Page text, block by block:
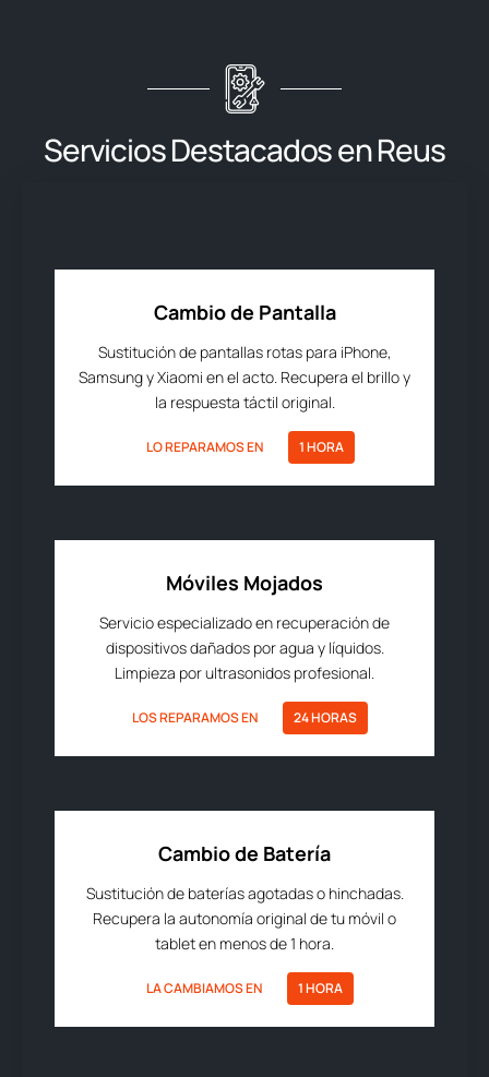
Servicios Destacados en Reus
Cambio de Pantalla
Sustitución de pantallas rotas para iPhone,
Samsung y Xiaomi en el acto. Recupera el brillo y
la respuesta táctil original.
LO REPARAMOS EN 1 HORA
Móviles Mojados
Servicio especializado en recuperación de
dispositivos dañados por agua y líquidos.
Limpieza por ultrasonidos profesional.
LOS REPARAMOS EN 24 HORAS
Cambio de Batería
Sustitución de baterías agotadas o hinchadas.
Recupera la autonomía original de tu móvil o
tablet en menos de 1 hora.
LA CAMBIAMOS EN 1 HORA